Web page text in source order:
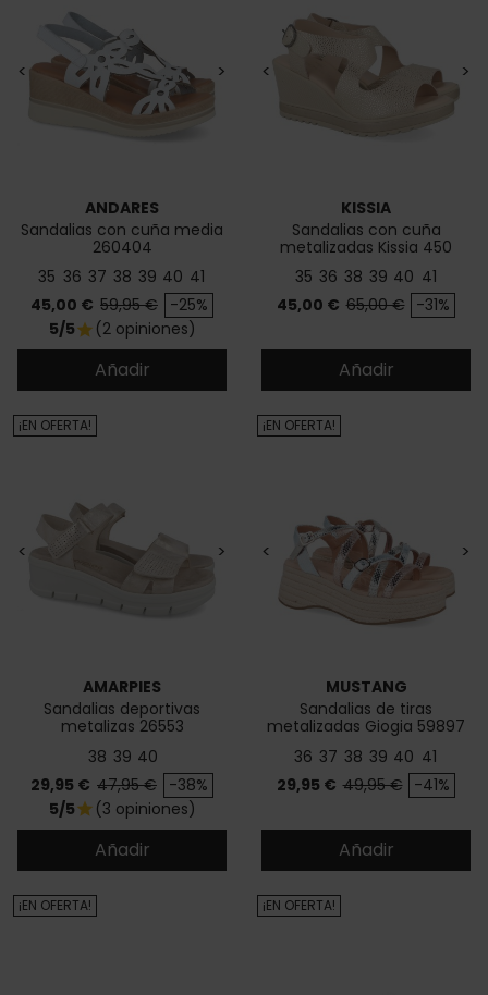
< >
ANDARES
Sandalias con cuña media
260404
35 36 37 38 39 40 41
Precio
45,00 € Precio base
59,95 € -25%
5/5star (2 opiniones)
Añadir
< >
KISSIA
Sandalias con cuña
metalizadas Kissia 450
35 36 38 39 40 41
Precio
45,00 € Precio base
65,00 € -31%
Añadir
< >
AMARPIES
Sandalias deportivas
metalizas 26553
38 39 40
Precio
29,95 € Precio base
47,95 € -38%
¡EN OFERTA!
5/5star (3 opiniones)
Añadir
< >
MUSTANG
Sandalias de tiras
metalizadas Giogia 59897
36 37 38 39 40 41
Precio
29,95 € Precio base
49,95 € -41%
¡EN OFERTA!
Añadir
¡EN OFERTA! ¡EN OFERTA!